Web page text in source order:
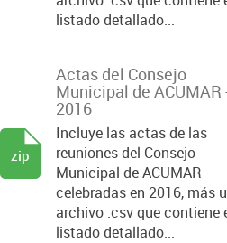
listado detallado...
Actas del Consejo
Municipal de ACUMAR
2016
Incluye las actas de las
reuniones del Consejo
Municipal de ACUMAR
celebradas en 2016, más
archivo .csv que contiene
listado detallado...
zip